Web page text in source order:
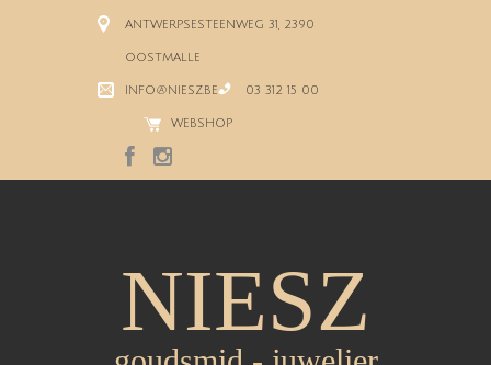
ANTWERPSESTEENWEG 31, 2390
OOSTMALLE
INFO@NIESZ.BE 03 312 15 00
WEBSHOP
NIESZ